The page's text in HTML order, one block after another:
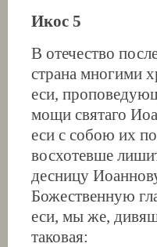
Икос 5
В отечество
страна многими
еси,
мощи святаго
еси с собою их
восхотевше
десницу
Божественную
еси, мы же,
таковая: